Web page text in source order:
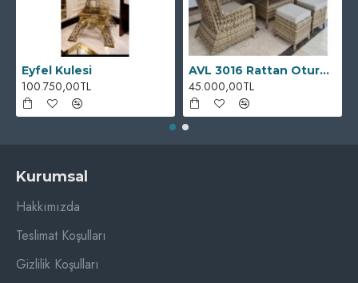
Eyfel Kulesi
100.750,00TL
AVL 3016 Rattan Oturma Grubu
45.000,00TL
Kurumsal
Hakkımızda
Teslimat Koşulları
Gizlilik Koşulları